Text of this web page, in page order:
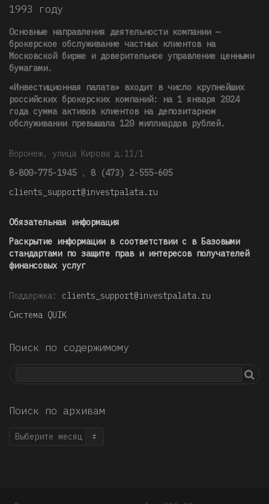
1993 году
Основные направления деятельности компании —
брокерское обслуживание частных клиентов на
Московской бирже и доверительное управление ценными
бумагами.
«Инвестиционная палата» входит в число крупнейших
российских брокерских компаний: на 1 января 2024
года сумма активов клиентов на депозитарном
обслуживании превышала 120 миллиардов рублей.
Воронеж, улица Кирова д.11/1
8-800-775-1945 , 8 (473) 2-555-605
clients_support@investpalata.ru
Обязательная информация
Раскрытие информации в соответствии с в Базовыми
стандартами по защите прав и интересов получателей
финансовых услуг
Поддержка: clients_support@investpalata.ru
Система QUIK
Поиск по содержимому
Поиск по архивам
Поиск